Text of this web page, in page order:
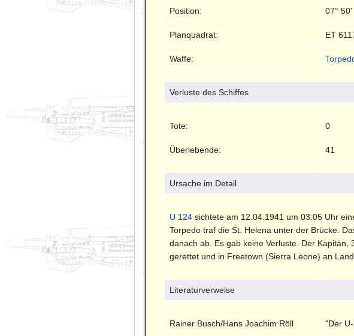
Position: 07°
Planquadrat: ET
Waffe:
Verluste des Schiffes
Tote: 0
Überlebende: 41
Ursache im Detail
U 124 sichtete am 12.04.1941 um 03:05 Uhr
Torpedo traf die St. Helena unter der Brücke.
danach ab. Es gab keine Verluste. Der
gerettet und in Freetown (Sierra Leone) an Land
Literaturverweise
Rainer Busch/Hans Joachim Röll "Der